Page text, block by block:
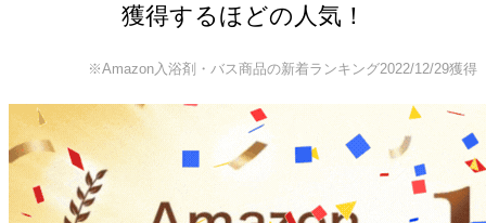
獲得するほどの人気！
※Amazon入浴剤・バス商品の新着ランキング2022/12/29獲得